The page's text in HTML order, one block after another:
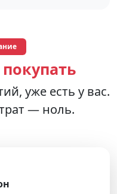
уже есть у вас.
— ноль.